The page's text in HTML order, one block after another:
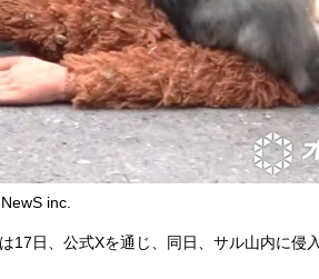
inc.
日、公式Xを通じ、同日、サル山内に侵